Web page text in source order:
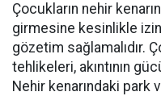
Çocukların nehir
girmesine kesinlikle
gözetim sağlamalıdır.
tehlikeleri, akıntının
Nehir kenarındaki park